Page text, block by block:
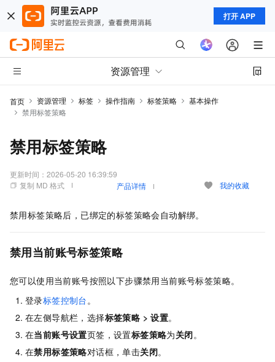
打开 APP
资源管理
首页 资源管理 标签 操作指南 标签策略
基本操作
禁用标签策略
禁用标签策略
更新时间： 2026-05-20 16:39:59
复制 MD 格式
产品详情 我的收藏
禁用标签策略后，已绑定的标签策略会自动解绑。
禁用当前账号标签策略
您可以使用当前账号按照以下步骤禁用当前账号标签策略。
登录标签控制台。
在左侧导航栏，选择标签策略 >设置。
在当前账号设置页签，设置标签策略为关闭。
在禁用标签策略对话框，单击关闭。